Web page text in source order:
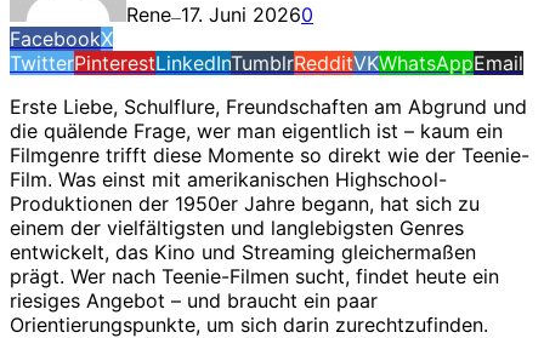
Rene—17. Juni 20260
FacebookX
TwitterPinterestLinkedInTumblrRedditVKWhatsAppEmail
Erste Liebe, Schulflure, Freundschaften am Abgrund und
die quälende Frage, wer man eigentlich ist – kaum ein
Filmgenre trifft diese Momente so direkt wie der Teenie-
Film. Was einst mit amerikanischen Highschool-
Produktionen der 1950er Jahre begann, hat sich zu
einem der vielfältigsten und langlebigsten Genres
entwickelt, das Kino und Streaming gleichermaßen
prägt. Wer nach Teenie-Filmen sucht, findet heute ein
riesiges Angebot – und braucht ein paar
Orientierungspunkte, um sich darin zurechtzufinden.